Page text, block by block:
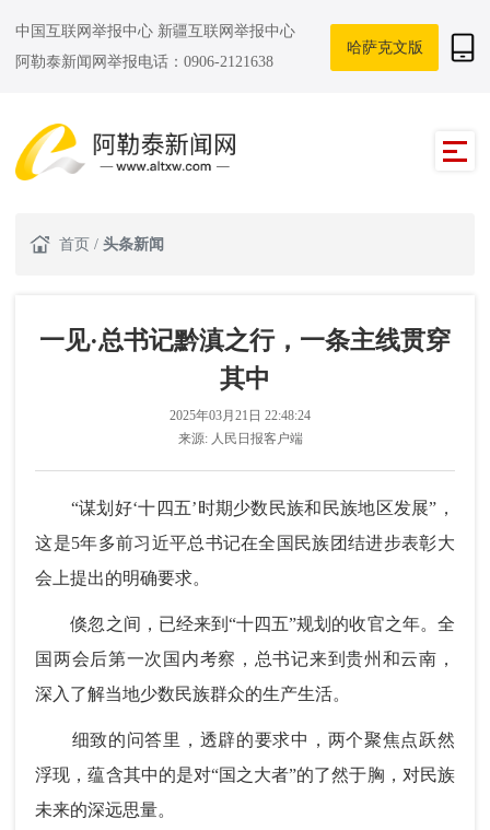
中国互联网举报中心 新疆互联网举报中心
阿勒泰新闻网举报电话：0906-2121638
哈萨克文版
首页 / 头条新闻
一见·总书记黔滇之行，一条主线贯穿
其中
2025年03月21日 22:48:24
来源: 人民日报客户端
“谋划好‘十四五’时期少数民族和民族地区发展”，
这是5年多前习近平总书记在全国民族团结进步表彰大
会上提出的明确要求。
倏忽之间，已经来到“十四五”规划的收官之年。全
国两会后第一次国内考察，总书记来到贵州和云南，
深入了解当地少数民族群众的生产生活。
细致的问答里，透辟的要求中，两个聚焦点跃然
浮现，蕴含其中的是对“国之大者”的了然于胸，对民族
未来的深远思量。